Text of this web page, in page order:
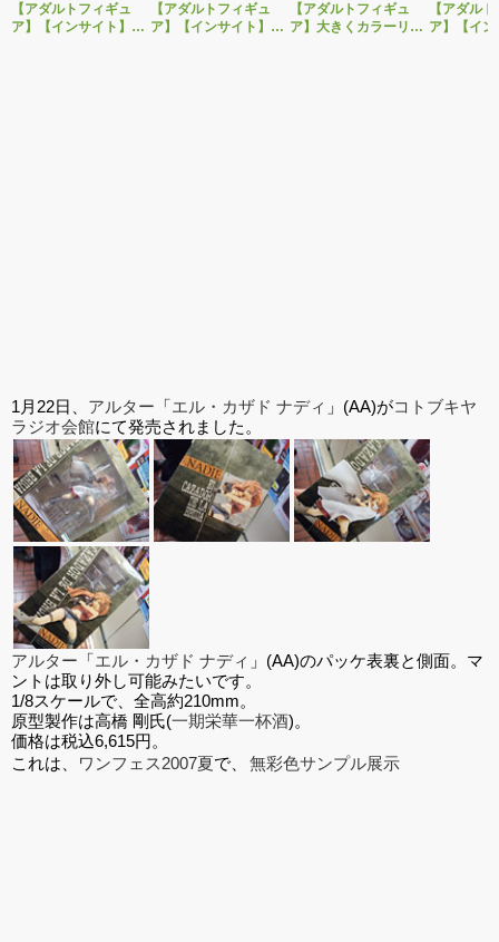
【アダルトフィギュ
ア】【インサイト】肉
【アダルトフィギュ
ア】【インサイト】ベ
【アダルトフィギュ
ア】大きくカラーリン
【アダル
ア】【イ
1月22日、 アルター 「エル・カザド ナディ 」(AA)がコトブキヤ
ラジオ会館にて発売されました。
アルター 「エル・カザド ナディ 」(AA)のパッケ表裏と側面。マ
ントは取り外し可能みたいです。
1/8スケールで、全高約210mm。
原型製作は高橋 剛氏(一期栄華一杯酒)。
価格は税込6,615円。
これは、
ワンフェス2007夏で、 無彩色サンプル展示